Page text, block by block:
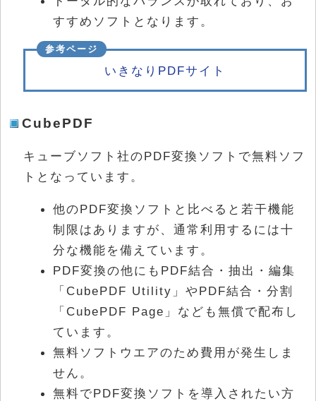
すすめソフトとなります。
いきなりPDFサイト
CubePDF
キューブソフト社のPDF変換ソフトで無料ソフ
トとなっています。
他のPDF変換ソフトと比べると若干機能
制限はありますが、通常利用するには十
分な機能を備えています。
PDF変換の他にもPDF結合・抽出・編集
「CubePDF Utility」やPDF結合・分割
「CubePDF Page」なども無償で配布し
ています。
無料ソフトウエアのため費用が発生しま
せん。
無料でPDF変換ソフトを導入されたい方